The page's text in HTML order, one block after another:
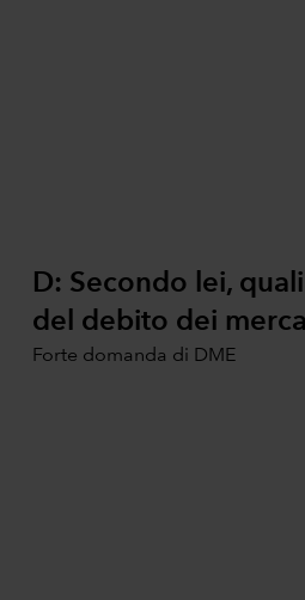
D: Secondo lei,
del debito dei
Forte domanda di DME